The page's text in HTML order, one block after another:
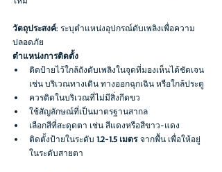
วัตถุประสงค์: ระบุตำแหน่งอุปกรณ์ดับเพลิงเพื่อความ
ปลอดภัย
ตำแหน่งการติดตั้ง
ติดป้ายไว้ใกล้ถังดับเพลิงในจุดที่มองเห็นได้ชัดเจน
เช่น บริเวณทางเดิน ทางออกฉุกเฉิน หรือใกล้ประตู
ควรติดในบริเวณที่ไม่มีสิ่งกีดขว
ใช้สัญลักษณ์ที่เป็นมาตรฐานสากล
เลือกสีที่สะดุดตา เช่น สีแดงหรือสีขาว-แดง
ติดตั้งป้ายในระดับ 1.2-1.5 เมตร จากพื้น เพื่อให้อยู่
ในระดับสายตา